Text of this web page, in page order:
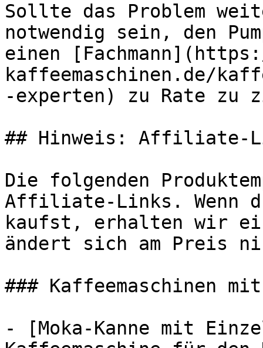
Sollte das Problem
notwendig sein, den
einen
kaffeemaschinen.de/
-experten) zu Rate zu
## Hinweis: Affiliate-
Die folgenden
Affiliate-Links. Wenn
kaufst, erhalten wir
ändert sich am Preis
### Kaffeemaschinen
- [Moka-Kanne mit